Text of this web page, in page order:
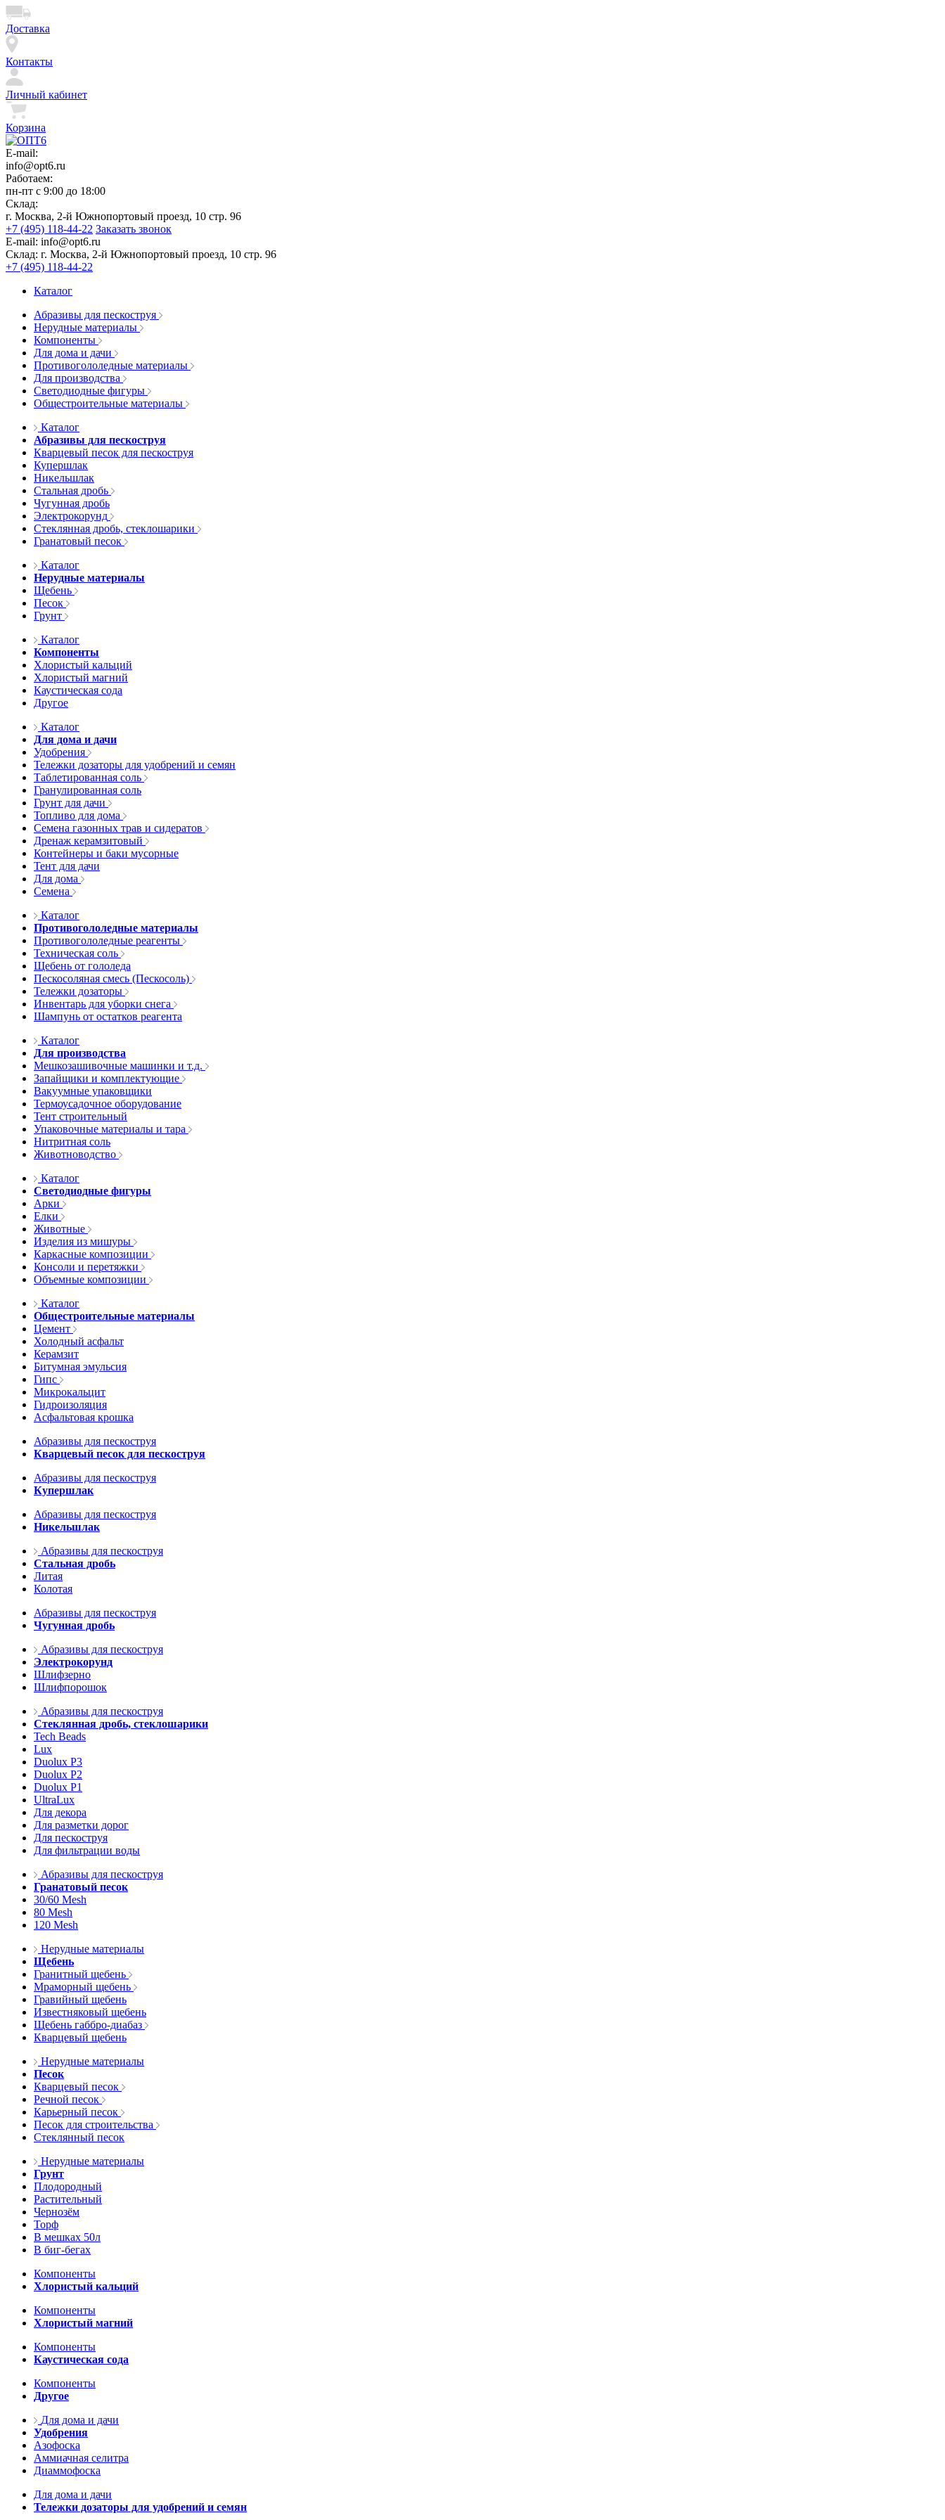
Доставка
Контакты
Личный кабинет
Корзина
E-mail:
info@opt6.ru
Работаем:
пн-пт с 9:00 до 18:00
Склад:
г. Москва, 2-й Южнопортовый проезд, 10 стр. 96
+7 (495) 118-44-22 Заказать звонок
E-mail: info@opt6.ru
Склад: г. Москва, 2-й Южнопортовый проезд, 10 стр. 96
+7 (495) 118-44-22
Каталог
Абразивы для пескоструя
Нерудные материалы
Компоненты
Для дома и дачи
Противогололедные материалы
Для производства
Светодиодные фигуры
Общестроительные материалы
Каталог
Абразивы для пескоструя
Кварцевый песок для пескоструя
Купершлак
Никельшлак
Стальная дробь
Чугунная дробь
Электрокорунд
Стеклянная дробь, стеклошарики
Гранатовый песок
Каталог
Нерудные материалы
Щебень
Песок
Грунт
Каталог
Компоненты
Хлористый кальций
Хлористый магний
Каустическая сода
Другое
Каталог
Для дома и дачи
Удобрения
Тележки дозаторы для удобрений и семян
Таблетированная соль
Гранулированная соль
Грунт для дачи
Топливо для дома
Семена газонных трав и сидератов
Дренаж керамзитовый
Контейнеры и баки мусорные
Тент для дачи
Для дома
Семена
Каталог
Противогололедные материалы
Противогололедные реагенты
Техническая соль
Щебень от гололеда
Пескосоляная смесь (Пескосоль)
Тележки дозаторы
Инвентарь для уборки снега
Шампунь от остатков реагента
Каталог
Для производства
Мешкозашивочные машинки и т.д.
Запайщики и комплектующие
Вакуумные упаковщики
Термоусадочное оборудование
Тент строительный
Упаковочные материалы и тара
Нитритная соль
Животноводство
Каталог
Светодиодные фигуры
Арки
Елки
Животные
Изделия из мишуры
Каркасные композиции
Консоли и перетяжки
Объемные композиции
Каталог
Общестроительные материалы
Цемент
Холодный асфальт
Керамзит
Битумная эмульсия
Гипс
Микрокальцит
Гидроизоляция
Асфальтовая крошка
Абразивы для пескоструя
Кварцевый песок для пескоструя
Абразивы для пескоструя
Купершлак
Абразивы для пескоструя
Никельшлак
Абразивы для пескоструя
Стальная дробь
Литая
Колотая
Абразивы для пескоструя
Чугунная дробь
Абразивы для пескоструя
Электрокорунд
Шлифзерно
Шлифпорошок
Абразивы для пескоструя
Стеклянная дробь, стеклошарики
Tech Beads
Lux
Duolux P3
Duolux P2
Duolux P1
UltraLux
Для декора
Для разметки дорог
Для пескоструя
Для фильтрации воды
Абразивы для пескоструя
Гранатовый песок
30/60 Mesh
80 Mesh
120 Mesh
Нерудные материалы
Щебень
Гранитный щебень
Мраморный щебень
Гравийный щебень
Известняковый щебень
Щебень габбро-диабаз
Кварцевый щебень
Нерудные материалы
Песок
Кварцевый песок
Речной песок
Карьерный песок
Песок для строительства
Стеклянный песок
Нерудные материалы
Грунт
Плодородный
Растительный
Чернозём
Торф
В мешках 50л
В биг-бегах
Компоненты
Хлористый кальций
Компоненты
Хлористый магний
Компоненты
Каустическая сода
Компоненты
Другое
Для дома и дачи
Удобрения
Азофоска
Аммиачная селитра
Диаммофоска
Для дома и дачи
Тележки дозаторы для удобрений и семян